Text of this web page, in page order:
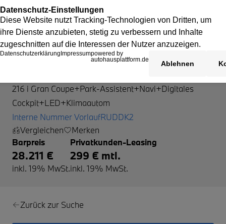
216 i Gran Coupe+Park-Assistent+Navi+Digitales
Cockpit+LED+Klimaautom
Interne Nummer VorlaufRUDDK2
Vergleichen
Merken
Barpreis
28.211 €
inkl. 19% MwSt.
Privatkunden-Leasing
299 € mtl.
inkl. 19% MwSt.
Zurück zur Suche